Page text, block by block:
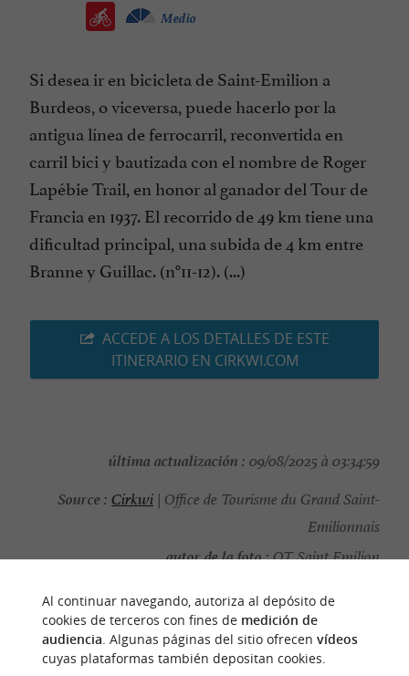
Medio
Si desea ir en bicicleta de Saint-Emilion a
Burdeos, o viceversa, puede hacerlo por la
antigua línea de ferrocarril, reconvertida en
carril bici y bautizada con el nombre de Roger
Lapébie Trail, en honor al ganador del Tour de
Francia en 1937. El recorrido de 49 km tiene una
dificultad principal, una subida de 4 km entre
Branne y Guillac. (n°11-12). (...)
ACCEDE A LOS DETALLES DE ESTE
ITINERARIO EN CIRKWI.COM
última actualización : 09/08/2025 à 03:34:59
Source : Cirkwi | Office de Tourisme du Grand Saint-
Emilionnais
autor de la foto :OT Saint Emilion
PARA DESCUBRIRALREDEDOR
Al continuar navegando, autoriza al depósito de
cookies de terceros con fines de medición de
audiencia. Algunas páginas del sitio ofrecen vídeos
cuyas plataformas también depositan cookies.